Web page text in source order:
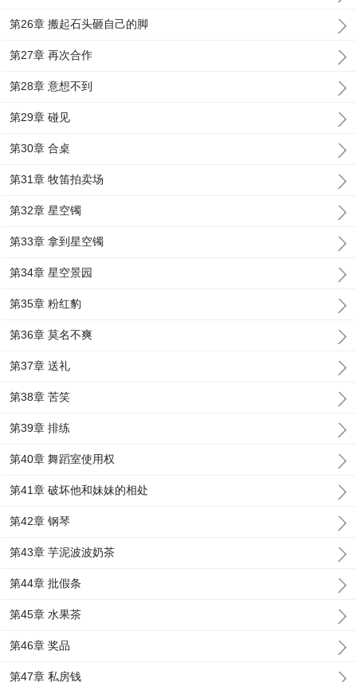
第26章 搬起石头砸自己的脚
第27章 再次合作
第28章 意想不到
第29章 碰见
第30章 合桌
第31章 牧笛拍卖场
第32章 星空镯
第33章 拿到星空镯
第34章 星空景园
第35章 粉红豹
第36章 莫名不爽
第37章 送礼
第38章 苦笑
第39章 排练
第40章 舞蹈室使用权
第41章 破坏他和妹妹的相处
第42章 钢琴
第43章 芋泥波波奶茶
第44章 批假条
第45章 水果茶
第46章 奖品
第47章 私房钱